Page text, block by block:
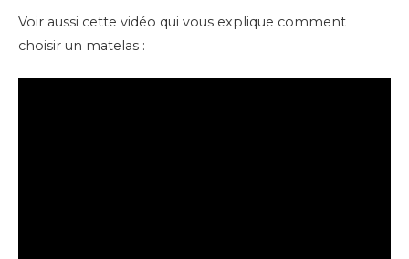
Voir aussi cette vidéo qui vous explique comment
choisir un matelas :